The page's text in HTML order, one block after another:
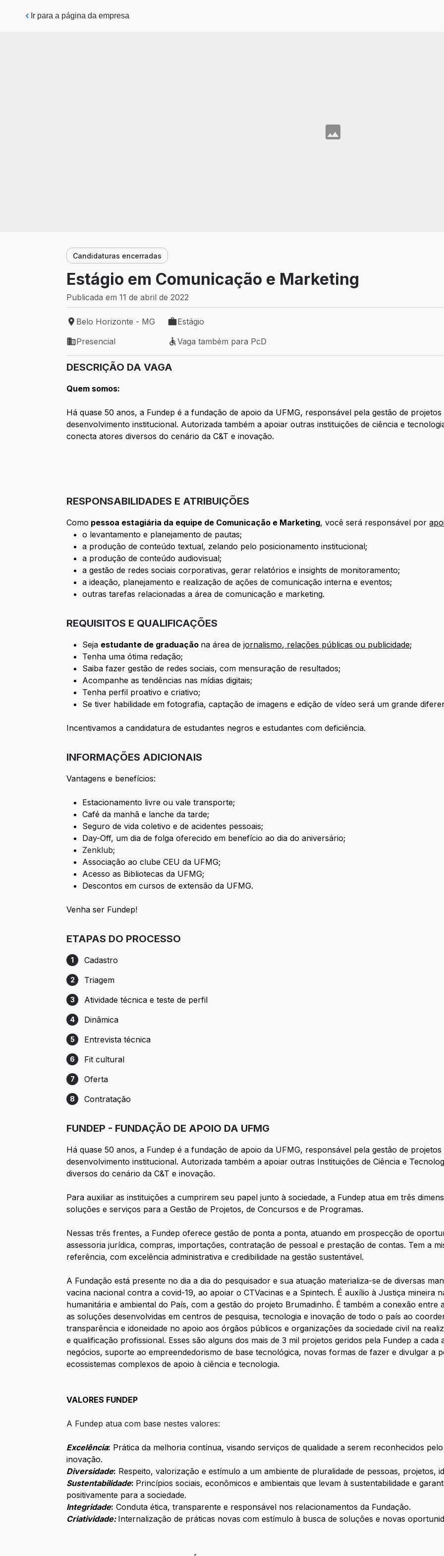
Pular para o conteúdo principal
Ir para a página da empresa
Candidaturas encerradas
Estágio em Comunicação e Marketing
Publicada em 11 de abril de 2022
Local de trabalho: Belo Horizonte - MG
Belo Horizonte - MG
Tipo de vaga: Estágio
Estágio
Modelo de trabalho: Presencial
Presencial
Vaga também para PcD
Vaga também para PcD
DESCRIÇÃO DA VAGA
Quem somos:
Há quase 50 anos, a Fundep é a fundação de apoio da UFMG, responsável pela gestão de
desenvolvimento institucional. Autorizada também a apoiar outras instituições de ciência e
conecta atores diversos do cenário da C&T e inovação.
RESPONSABILIDADES E ATRIBUIÇÕES
Como pessoa estagiária da equipe de Comunicação e Marketing, você será responsável por
o levantamento e planejamento de pautas;
a produção de conteúdo textual, zelando pelo posicionamento institucional;
a produção de conteúdo audiovisual;
a gestão de redes sociais corporativas, gerar relatórios e insights de monitoramento;
a ideação, planejamento e realização de ações de comunicação interna e eventos;
outras tarefas relacionadas a área de comunicação e marketing.
REQUISITOS E QUALIFICAÇÕES
Seja estudante de graduação na área dejornalismo, relações públicas ou publicidade;
Tenha uma ótima redação;
Saiba fazer gestão de redes sociais, com mensuração de resultados;
Acompanhe as tendências nas mídias digitais;
Tenha perfil proativo e criativo;
Se tiver habilidade em fotografia, captação de imagens e edição de vídeo será um grande
Incentivamos a candidatura de estudantes negros e estudantes com deficiência.
INFORMAÇÕES ADICIONAIS
Vantagens e benefícios:
Estacionamento livre ou vale transporte;
Café da manhã e lanche da tarde;
Seguro de vida coletivo e de acidentes pessoais;
Day-Off, um dia de folga oferecido em benefício ao dia do aniversário;
Zenklub;
Associação ao clube CEU da UFMG;
Acesso as Bibliotecas da UFMG;
Descontos em cursos de extensão da UFMG.
Venha ser Fundep!
ETAPAS DO PROCESSO
Etapa 1: Cadastro
1 Cadastro
Etapa 2: Triagem
2 Triagem
Etapa 3: Atividade técnica e teste de perfil
3 Atividade técnica e teste de perfil
Etapa 4: Dinâmica
4 Dinâmica
Etapa 5: Entrevista técnica
5 Entrevista técnica
Etapa 6: Fit cultural
6 Fit cultural
Etapa 7: Oferta
7 Oferta
Etapa 8: Contratação
8 Contratação
FUNDEP - FUNDAÇÃO DE APOIO DA UFMG
Há quase 50 anos, a Fundep é a fundação de apoio da UFMG, responsável pela gestão de
desenvolvimento institucional. Autorizada também a apoiar outras Instituições de Ciência e
diversos do cenário da C&T e inovação.
Para auxiliar as instituições a cumprirem seu papel junto à sociedade, a Fundep atua em três
soluções e serviços para a Gestão de Projetos, de Concursos e de Programas.
Nessas três frentes, a Fundep oferece gestão de ponta a ponta, atuando em prospecção de
assessoria jurídica, compras, importações, contratação de pessoal e prestação de contas. Tem a
referência, com excelência administrativa e credibilidade na gestão sustentável.
A Fundação está presente no dia a dia do pesquisador e sua atuação materializa-se de diversas
vacina nacional contra a covid-19, ao apoiar o CTVacinas e a Spintech. É auxílio à Justiça mineira
humanitária e ambiental do País, com a gestão do projeto Brumadinho. É também a conexão entre
as soluções desenvolvidas em centros de pesquisa, tecnologia e inovação de todo o país ao
transparência e idoneidade no apoio aos órgãos públicos e organizações da sociedade civil na
e qualificação profissional. Esses são alguns dos mais de 3 mil projetos geridos pela Fundep a
negócios, suporte ao empreendedorismo de base tecnológica, novas formas de fazer e divulgar a
ecossistemas complexos de apoio à ciência e tecnologia.
VALORES FUNDEP
A Fundep atua com base nestes valores:
Excelência: Prática da melhoria contínua, visando serviços de qualidade a serem reconhecidos
inovação.
Diversidade: Respeito, valorização e estímulo a um ambiente de pluralidade de pessoas, projetos,
Sustentabilidade: Princípios sociais, econômicos e ambientais que levam à sustentabilidade e
positivamente para a sociedade.
Integridade: Conduta ética, transparente e responsável nos relacionamentos da Fundação.
Criatividade: Internalização de práticas novas com estímulo à busca de soluções e novas